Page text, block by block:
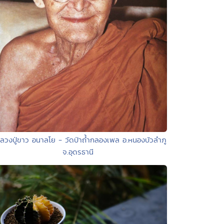
วงปู่ขาว อนาลโย - วัดป่าถ้ำกลองเพล อ.หนองบัวลำภู
จ.อุดรธานี